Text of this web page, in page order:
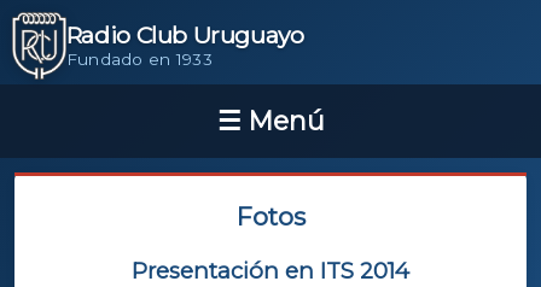
Radio Club Uruguayo
Fundado en 1933
Fotos
Presentación en ITS 2014